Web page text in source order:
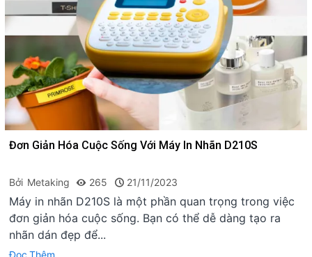
Đơn Giản Hóa Cuộc Sống Với Máy In Nhãn D210S
Bởi Metaking 265 21/11/2023
Máy in nhãn D210S là một phần quan trọng trong việc
đơn giản hóa cuộc sống. Bạn có thể dễ dàng tạo ra
nhãn dán đẹp để...
Đọc Thêm